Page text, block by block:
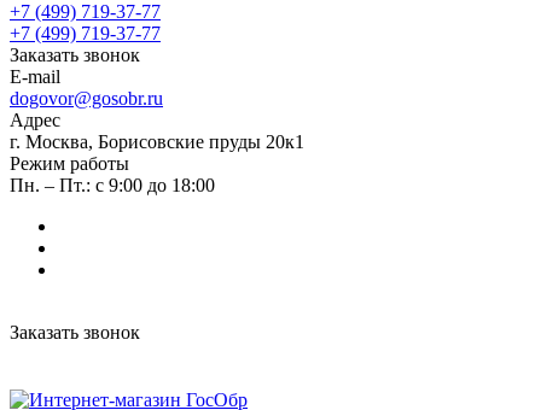
+7 (499) 719-37-77
+7 (499) 719-37-77
Заказать звонок
E-mail
dogovor@gosobr.ru
Адрес
г. Москва, Борисовские пруды 20к1
Режим работы
Пн. – Пт.: с 9:00 до 18:00
Заказать звонок